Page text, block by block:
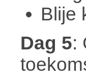
Blije
Dag 5: